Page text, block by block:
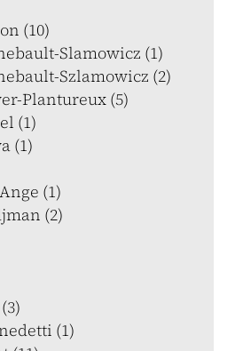
(10)
Slamowicz (1)
Szlamowicz (2)
Plantureux (5)
(1)
(1)
(1)
(2)
(1)